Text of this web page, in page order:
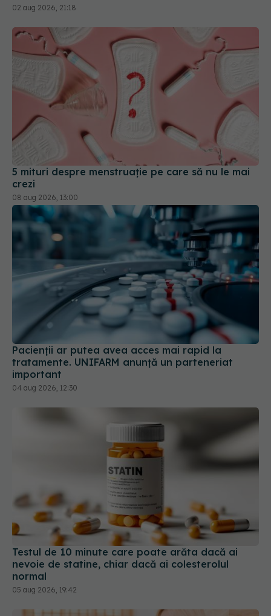
02 aug 2026, 21:18
5 mituri despre menstruație pe care să nu le mai
crezi
08 aug 2026, 13:00
Pacienții ar putea avea acces mai rapid la
tratamente. UNIFARM anunță un parteneriat
important
04 aug 2026, 12:30
Testul de 10 minute care poate arăta dacă ai
nevoie de statine, chiar dacă ai colesterolul
normal
05 aug 2026, 19:42